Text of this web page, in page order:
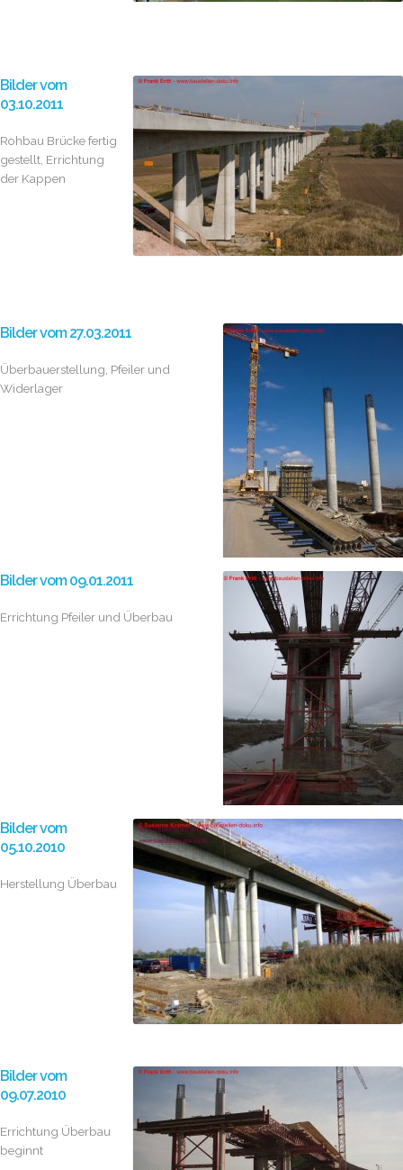
Bilder vom
03.10.2011
Rohbau Brücke fertig
gestellt, Errichtung
der Kappen
Bilder vom 27.03.2011
Überbauerstellung, Pfeiler und
Widerlager
Bilder vom 09.01.2011
Errichtung Pfeiler und Überbau
Bilder vom
05.10.2010
Herstellung Überbau
Bilder vom
09.07.2010
Errichtung Überbau
beginnt